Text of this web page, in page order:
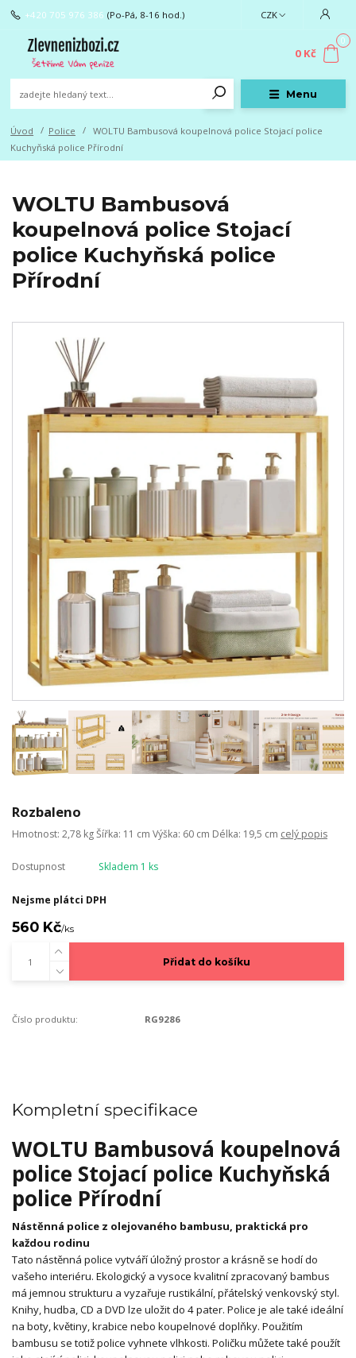
Menu
CZK
+420 705 976 386 (Po-Pá, 8-16 hod.)
0
0 Kč
Úvod Police
WOLTU Bambusová koupelnová police Stojací police
Kuchyňská police Přírodní
WOLTU Bambusová
koupelnová police Stojací
police Kuchyňská police
Přírodní
Rozbaleno
Hmotnost: 2,78 kg Šířka: 11 cm Výška: 60 cm Délka: 19,5 cm celý popis
Dostupnost Skladem 1 ks
Nejsme plátci DPH
560 Kč/ks
Přidat do košíku
Číslo produktu: RG9286
Kompletní specifikace
WOLTU Bambusová koupelnová
police Stojací police Kuchyňská
police Přírodní
Nástěnná police z olejovaného bambusu, praktická pro
každou rodinu
Tato nástěnná police vytváří úložný prostor a krásně se hodí do
vašeho interiéru. Ekologický a vysoce kvalitní zpracovaný bambus
má jemnou strukturu a vyzařuje rustikální, přátelský venkovský styl.
Knihy, hudba, CD a DVD lze uložit do 4 pater. Police je ale také ideální
na boty, květiny, krabice nebo koupelnové doplňky. Použitím
bambusu se totiž police vyhnete vlhkosti. Poličku můžete také použít